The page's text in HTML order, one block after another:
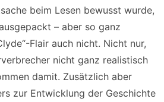
beim Lesen bewusst wurde,
– aber so ganz
Flair auch nicht. Nicht nur,
nicht ganz realistisch
damit. Zusätzlich aber
zur Entwicklung der Geschichte